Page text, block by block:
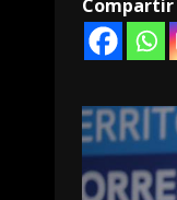
Compartir